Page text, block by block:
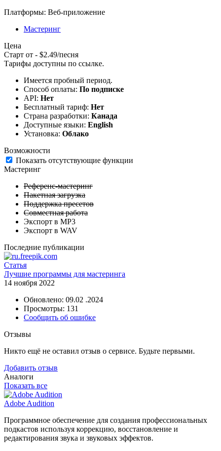
Платформы: Веб-приложение
Мастеринг
Цена
Старт от - $2.49/песня
Тарифы доступны по ссылке.
Имеется пробный период.
Способ оплаты: По подписке
API: Нет
Бесплатный тариф: Нет
Страна разработки: Канада
Доступные языки: English
Установка: Облако
Возможности
Показать отсутствующие функции
Мастеринг
Референс-мастеринг
Пакетная загрузка
Поддержка пресетов
Совместная работа
Экспорт в MP3
Экспорт в WAV
Последние публикации
Статья
Лучшие программы для мастеринга
14 ноября 2022
Обновлено: 09.02 .2024
Просмотры: 131
Сообщить об ошибке
Отзывы
Никто ещё не оставил отзыв о сервисе. Будьте первыми.
Добавить отзыв
Аналоги
Показать все
Adobe Audition
Программное обеспечение для создания профессиональных
подкастов используя коррекцию, восстановление и
редактирования звука и звуковых эффектов.